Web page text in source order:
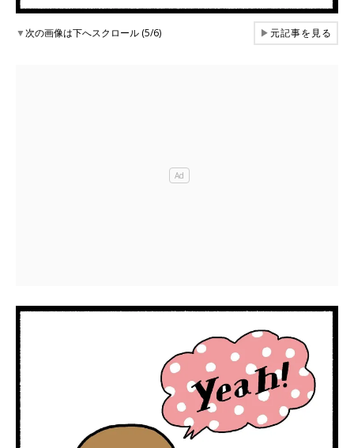
▼次の画像は下へスクロール (5/6) ▶元記事を見る